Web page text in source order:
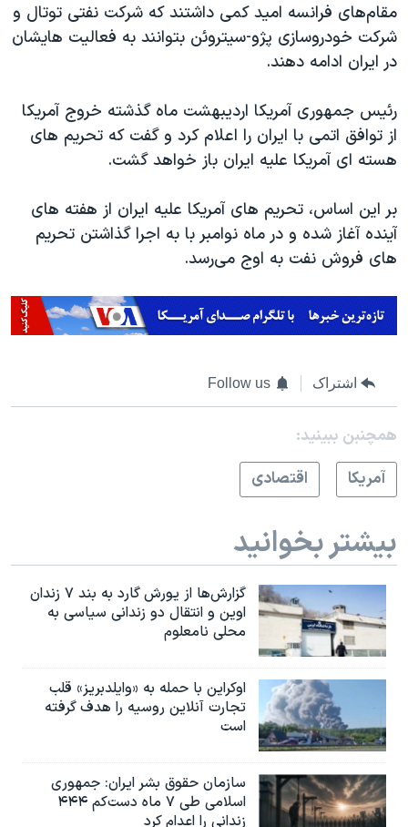
مقام‌های فرانسه امید کمی داشتند که شرکت نفتی توتال و
شرکت خودروسازی پژو-سیتروئن بتوانند به فعالیت هایشان
در ایران ادامه دهند.
رئیس جمهوری آمریکا اردیبهشت ماه گذشته خروج آمریکا
از توافق اتمی با ایران را اعلام کرد و گفت که تحریم های
هسته ای آمریکا علیه ایران باز خواهد گشت.
بر این اساس، تحریم های آمریکا علیه ایران از هفته های
آینده آغاز شده و در ماه نوامبر با به اجرا گذاشتن تحریم
های فروش نفت به اوج می‌رسد.
اشتراک Follow us
همچنبن ببینید:
آمريکا
اقتصادی
بیشتر بخوانید
گزارش‌ها از یورش گارد به بند ۷ زندان
اوین و انتقال دو زندانی سیاسی به
محلی نامعلوم
اوکراین با حمله به «وایلدبریز» قلب
تجارت آنلاین روسیه را هدف گرفته
است
سازمان حقوق بشر ایران: جمهوری
اسلامی طی ۷ ماه دست‌کم ۴۴۴
زندانی را اعدام کرد